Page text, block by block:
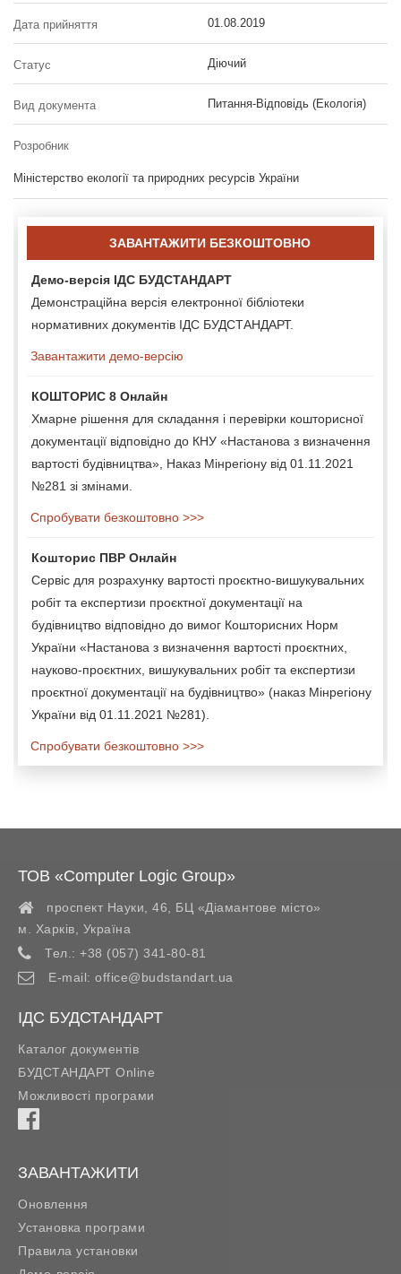
Дата прийняття 01.08.2019
Статус Діючий
Вид документа Питання-Відповідь (Екологія)
Розробник
Міністерство екології та природних ресурсів України
ЗАВАНТАЖИТИ БЕЗКОШТОВНО
Демо-версія ІДС БУДСТАНДАРТ
Демонстраційна версія електронної бібліотеки
нормативних документів ІДС БУДСТАНДАРТ.
Завантажити демо-версію
КОШТОРИС 8 Онлайн
Хмарне рішення для складання і перевірки кошторисної
документації відповідно до КНУ «Настанова з визначення
вартості будівництва», Наказ Мінрегіону від 01.11.2021
№281 зі змінами.
Спробувати безкоштовно >>>
Кошторис ПВР Онлайн
Сервіс для розрахунку вартості проєктно-вишукувальних
робіт та експертизи проєктної документації на
будівництво відповідно до вимог Кошторисних Норм
України «Настанова з визначення вартості проєктних,
науково-проєктних, вишукувальних робіт та експертизи
проєктної документації на будівництво» (наказ Мінрегіону
України від 01.11.2021 №281).
Спробувати безкоштовно >>>
ТОВ «Computer Logic Group»
проспект Науки, 46, БЦ «Діамантове місто»
м. Харків
Україна
Тел.: +38 (057) 341-80-81
E-mail: office@budstandart.ua
ІДС БУДСТАНДАРТ
Каталог документів
БУДСТАНДАРТ Online
Можливості програми
ЗАВАНТАЖИТИ
Оновлення
Установка програми
Правила установки